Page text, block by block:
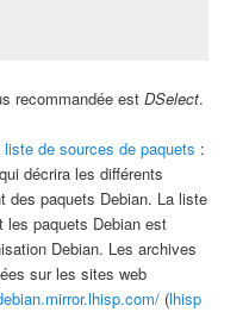
recommandée estDSelect.
liste de sources de paquets :
qui décrira les différents
des paquets Debian. La liste
les paquets Debian est
Debian. Les archives
sur les sites web
(lhisp